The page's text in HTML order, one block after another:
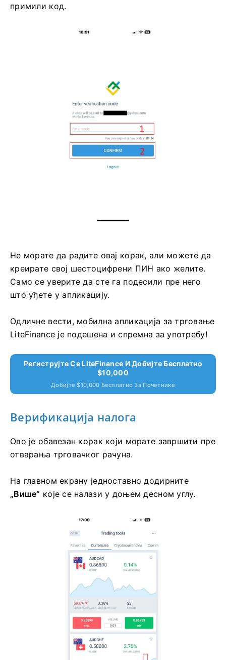
примили код.
Не морате да радите овај корак, али можете да
креирате свој шестоцифрени ПИН ако желите.
Само се уверите да сте га подесили пре него
што уђете у апликацију.
Одличне вести, мобилна апликација за трговање
LiteFinance је подешена и спремна за употребу!
Региструјте Се LiteFinance И Добијте Бесплатно
$10,000
Добијте $10,000 Бесплатно За Почетнике
Верификација налога
Ово је обавезан корак који морате завршити пре
отварања трговачког рачуна.
На главном екрану једноставно додирните
„Више“ које се налази у доњем десном углу.